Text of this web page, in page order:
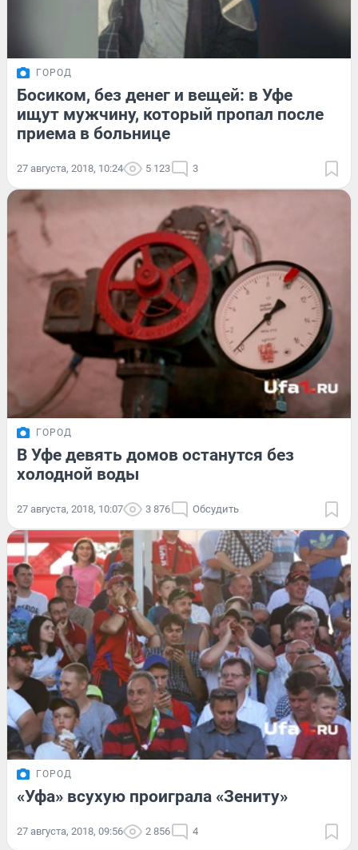
ГОРОД
Босиком, без денег и вещей: в Уфе
ищут мужчину, который пропал после
приема в больнице
27 августа, 2018, 10:24 5 123 3
ГОРОД
В Уфе девять домов останутся без
холодной воды
27 августа, 2018, 10:07 3 876 Обсудить
ГОРОД
«Уфа» всухую проиграла «Зениту»
27 августа, 2018, 09:56 2 856 4